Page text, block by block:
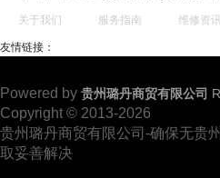
关于我们 服务指南 维修资
友情链接：
Powered by 贵州璐丹商贸有限公司
Copyright © 2013-2026
贵州璐丹商贸有限公司-确保无贵
取妥善解决